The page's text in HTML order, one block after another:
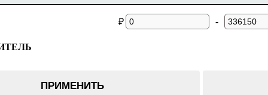
₽ -
ПРИМЕНИТЬ